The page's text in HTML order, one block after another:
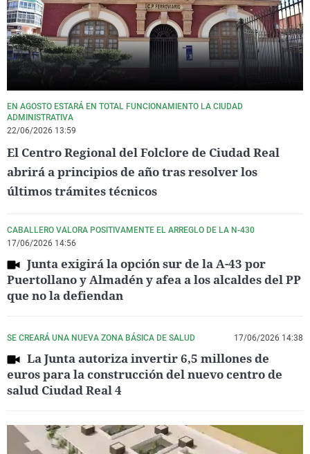
EN AGOSTO ESTARÁ EN TOTAL FUNCIONAMIENTO LA CIUDAD
ADMINISTRATIVA
22/06/2026 13:59
El Centro Regional del Folclore de Ciudad Real
abrirá a principios de año tras resolver los
últimos trámites técnicos
CABALLERO VALORA POSITIVAMENTE EL ARREGLO DE LA N-430
17/06/2026 14:56
Junta exigirá la opción sur de la A-43 por
Puertollano y Almadén y afea a los alcaldes del PP
que no la defiendan
SE CREARÁ UNA NUEVA ZONA BÁSICA DE SALUD 17/06/2026 14:38
La Junta autoriza invertir 6,5 millones de
euros para la construcción del nuevo centro de
salud Ciudad Real 4